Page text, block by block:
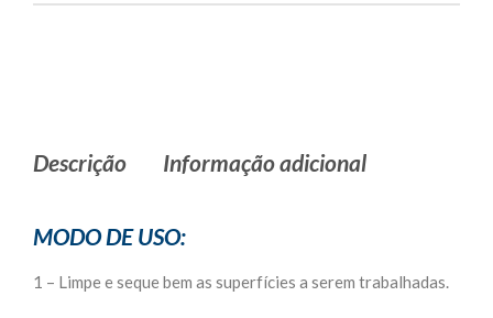
Descrição Informação adicional
MODO DE USO:
1 – Limpe e seque bem as superfícies a serem trabalhadas.